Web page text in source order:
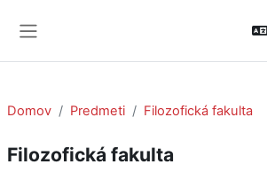
Domov Predmeti Filozofická fakulta
Filozofická fakulta